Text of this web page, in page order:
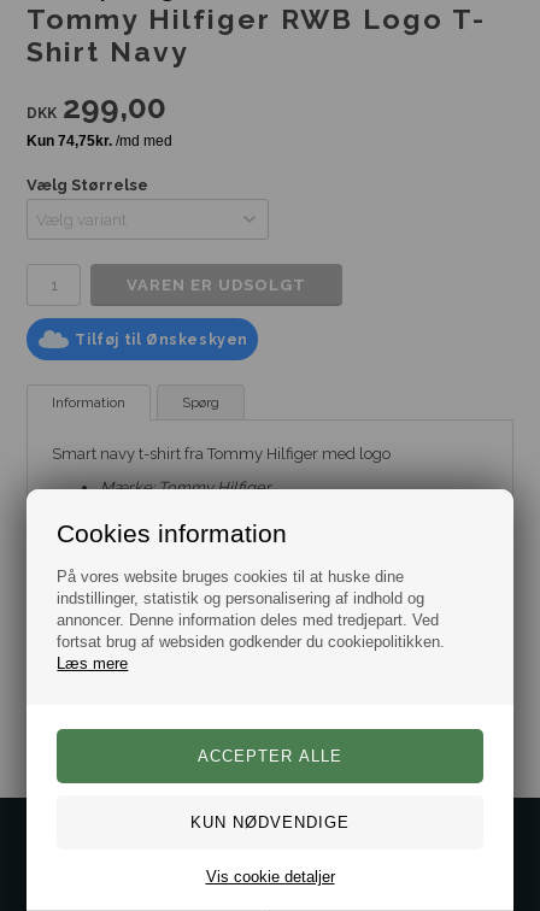
Cookies information
På vores website bruges cookies til at huske dine
indstillinger, statistik og personalisering af indhold og
annoncer. Denne information deles med tredjepart. Ved
fortsat brug af websiden godkender du cookiepolitikken.
Læs mere
Vis cookie detaljer
Tommy Hilfiger RWB Logo T-
Shirt Navy
DKK 299,00
Vælg Størrelse
Tilføj til Ønskeskyen
Information Spørg
Smart navy t-shirt fra Tommy Hilfiger med logo
Mærke:Tommy Hilfiger
Farve: Blå
Størrelse: Flere varianter fra str. S til 3XL
Kundeservice@bestman.dk